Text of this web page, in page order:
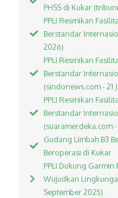
PHSS di Kukar
PPLI Resmikan
Berstandar
2026)
PPLI Resmikan
Berstandar
(sindonews.com - 21
PPLI Resmikan
Berstandar
(suaramerdeka.com
Gudang Limbah B3
Beroperasi di Kukar
PPLI Dukung
Wujudkan
September 2025)